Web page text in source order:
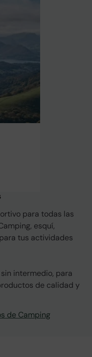
para todas las
esquí,
tus actividades
intermedio, para
de calidad y
de Camping